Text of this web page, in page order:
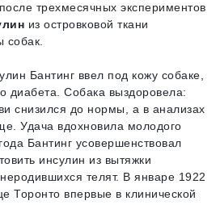
трехмесячных экспериментов
из островковой ткани
собак.
Бантинг ввел под кожу собаке,
диабета. Собака выздоровела:
снизился до нормы, а в анализах
Удача вдохновила молодого
Бантинг усовершенствовал
инсулин из вытяжки
телят. В январе 1922
Торонто впервые в клинической